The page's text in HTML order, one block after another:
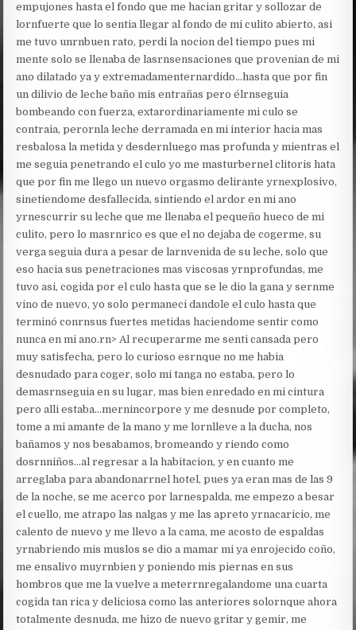
empujones hasta el fondo que me hacian gritar y sollozar de
lornfuerte que lo sentia llegar al fondo de mi culito abierto, asi
me tuvo unrnbuen rato, perdi la nocion del tiempo pues mi
mente solo se llenaba de lasrnsensaciones que provenian de mi
ano dilatado ya y extremadamenternardido…hasta que por fin
un dilivio de leche baño mis entrañas pero élrnseguia
bombeando con fuerza, extarordinariamente mi culo se
contraia, perornla leche derramada en mi interior hacia mas
resbalosa la metida y desdernluego mas profunda y mientras el
me seguia penetrando el culo yo me masturbernel clitoris hata
que por fin me llego un nuevo orgasmo delirante yrnexplosivo,
sinetiendome desfallecida, sintiendo el ardor en mi ano
yrnescurrir su leche que me llenaba el pequeño hueco de mi
culito, pero lo masrnrico es que el no dejaba de cogerme, su
verga seguia dura a pesar de larnvenida de su leche, solo que
eso hacia sus penetraciones mas viscosas yrnprofundas, me
tuvo asi, cogida por el culo hasta que se le dio la gana y sernme
vino de nuevo, yo solo permaneci dandole el culo hasta que
terminó conrnsus fuertes metidas haciendome sentir como
nunca en mi ano.rn> Al recuperarme me senti cansada pero
muy satisfecha, pero lo curioso esrnque no me habia
desnudado para coger, solo mi tanga no estaba, pero lo
demasrnseguia en su lugar, mas bien enredado en mi cintura
pero alli estaba…mernincorpore y me desnude por completo,
tome a mi amante de la mano y me lornlleve a la ducha, nos
bañamos y nos besabamos, bromeando y riendo como
dosrnniños…al regresar a la habitacion, y en cuanto me
arreglaba para abandonarrnel hotel, pues ya eran mas de las 9
de la noche, se me acerco por larnespalda, me empezo a besar
el cuello, me atrapo las nalgas y me las apreto yrnacaricio, me
calento de nuevo y me llevo a la cama, me acosto de espaldas
yrnabriendo mis muslos se dio a mamar mi ya enrojecido coño,
me ensalivo muyrnbien y poniendo mis piernas en sus
hombros que me la vuelve a meterrnregalandome una cuarta
cogida tan rica y deliciosa como las anteriores solornque ahora
totalmente desnuda, me hizo de nuevo gritar y gemir, me